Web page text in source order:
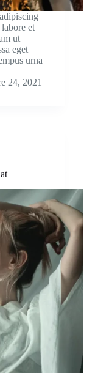
et
ut
eget
urna
24, 2021